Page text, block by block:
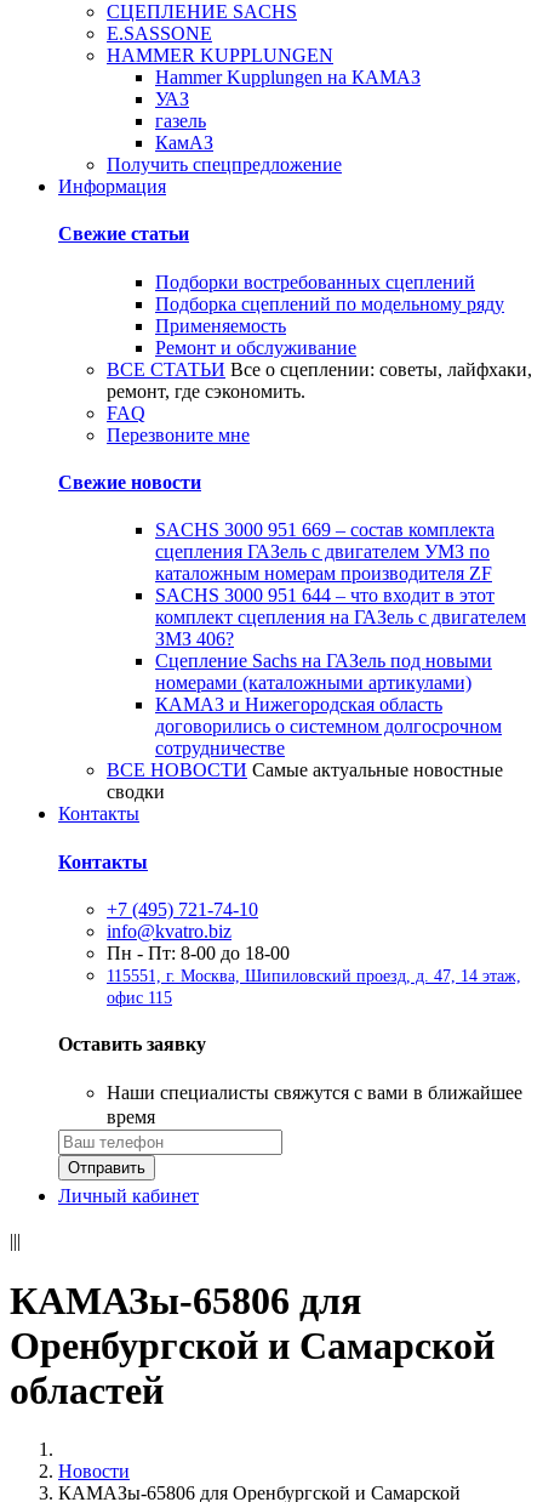
СЦЕПЛЕНИЕ SACHS
E.SASSONE
HAMMER KUPPLUNGEN
Hammer Kupplungen на КАМАЗ
УАЗ
газель
КамАЗ
Получить спецпредложение
Информация
Свежие статьи
Подборки востребованных сцеплений
Подборка сцеплений по модельному ряду
Применяемость
Ремонт и обслуживание
ВСЕ СТАТЬИ Все о сцеплении: советы, лайфхаки,
ремонт, где сэкономить.
FAQ
Перезвоните мне
Свежие новости
SACHS 3000 951 669 – состав комплекта
сцепления ГАЗель с двигателем УМЗ по
каталожным номерам производителя ZF
SACHS 3000 951 644 – что входит в этот
комплект сцепления на ГАЗель с двигателем
ЗМЗ 406?
Сцепление Sachs на ГАЗель под новыми
номерами (каталожными артикулами)
КАМАЗ и Нижегородская область
договорились о системном долгосрочном
сотрудничестве
ВСЕ НОВОСТИ Самые актуальные новостные
сводки
Контакты
Контакты
+7 (495) 721-74-10
info@kvatro.biz
Пн - Пт: 8-00 до 18-00
115551, г. Москва, Шипиловский проезд, д. 47, 14 этаж,
офис 115
Оставить заявку
Наши специалисты свяжутся с вами в ближайшее
время
Личный кабинет
|||
КАМАЗы-65806 для
Оренбургской и Самарской
областей
Новости
КАМАЗы-65806 для Оренбургской и Самарской